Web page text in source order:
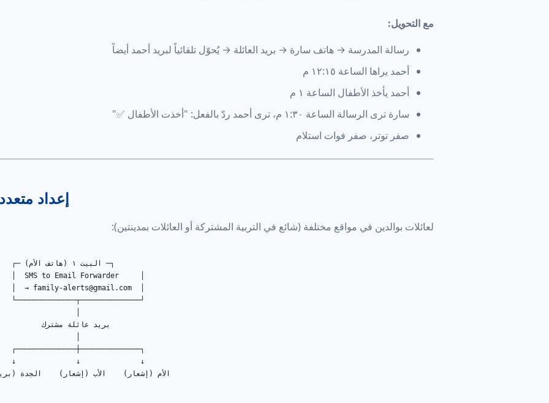
مع التحويل:
رسالة المدرسة → هاتف سارة → بريد العائلة → يُحوّل تلقائياً لبريد أحمد أيضاً
أحمد يراها الساعة ١٢:١٥ م
أحمد يأخذ الأطفال الساعة ١ م
سارة ترى الرسالة الساعة ١:٣٠ م، ترى أحمد ردّ بالفعل: "أخذت الأطفال ✅"
صفر توتر، صفر فوات استلام
إعداد
لعائلات بوالدين في مواقع مختلفة (شائع في التربية المشتركة أو العائلات بمدينتين):
│  SMS to Email Forwarder     │
│  →
family-alerts@gmail.com
└──────────────┬──────────────┘
┌──────────────┼──────────────┐
↓              ↓              ↓